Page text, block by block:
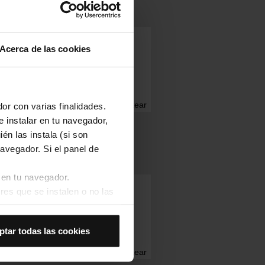
Acerca de las cookies
con varias finalidades.
instalar en tu navegador,
las instala (si son
Si el panel de
tu navegador.
que se instalen o no las
cookies de
tu experiencia de
todas las cookies
per a la Manifestació
Twittear
per la Cursa
Twittear